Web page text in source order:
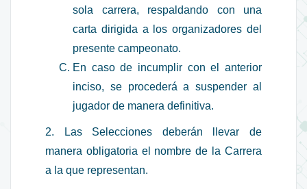
sola carrera, respaldando con una
carta dirigida a los organizadores del
presente campeonato.
En caso de incumplir con el anterior
inciso, se procederá a suspender al
jugador de manera definitiva.
2. Las Selecciones deberán llevar de
manera obligatoria el nombre de la Carrera
a la que representan.